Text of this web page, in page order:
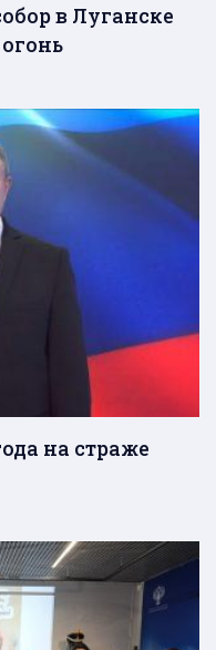
в Луганске
на страже